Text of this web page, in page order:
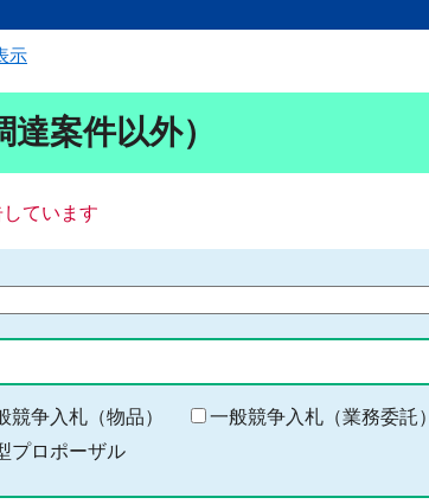
示
案件以外）
ています
競争入札（物品）
一般競争入札（業務委託）
プロポーザル